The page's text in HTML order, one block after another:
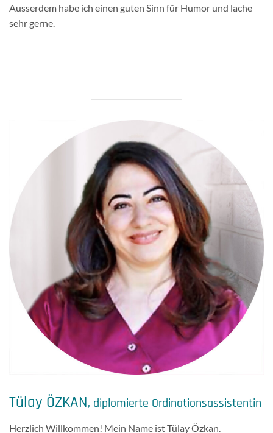
Ausserdem habe ich einen guten Sinn für Humor und lache
sehr gerne.
Tülay ÖZKAN, diplomierte Ordinationsassistentin
Herzlich Willkommen! Mein Name ist Tülay Özkan.